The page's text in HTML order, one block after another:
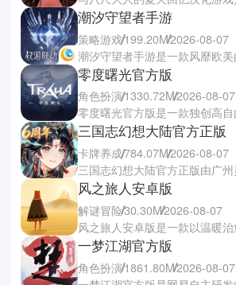
潮汐守望者手游
策略游戏199.20M2026-08-07
零度曙光官方版
角色扮演1330.72M2026-08-07
三国志幻想大陆官方正版
卡牌养成784.07M2026-08-07
风之旅人安卓版
解谜冒险30.30M2026-08-07
一梦江湖官方版
角色扮演1861.80M2026-08-07